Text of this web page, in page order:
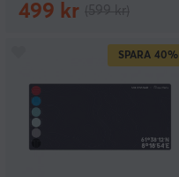
499 kr
SPARA 40%